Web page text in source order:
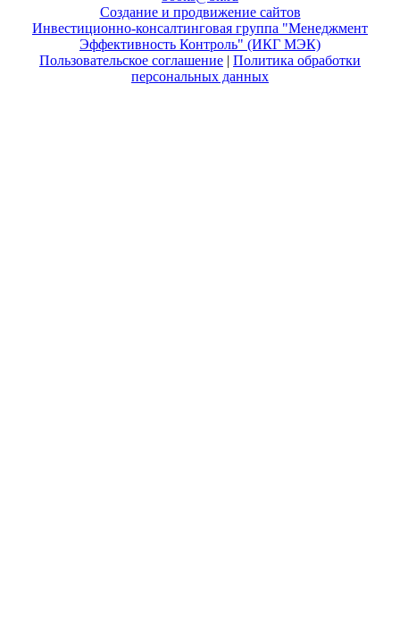
Создание и продвижение сайтов
Инвестиционно-консалтинговая группа "Менеджмент
Эффективность Контроль" (ИКГ МЭК)
Пользовательское соглашение | Политика обработки
персональных данных